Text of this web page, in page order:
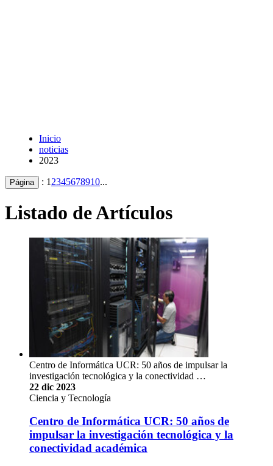
Inicio
noticias
2023
Página : 1 2345678910...
Listado de Artículos
Centro de Informática UCR: 50 años de impulsar la
investigación tecnológica y la conectividad …
22 dic 2023
Ciencia y Tecnología
Centro de Informática UCR: 50 años de
impulsar la investigación tecnológica y la
conectividad académica